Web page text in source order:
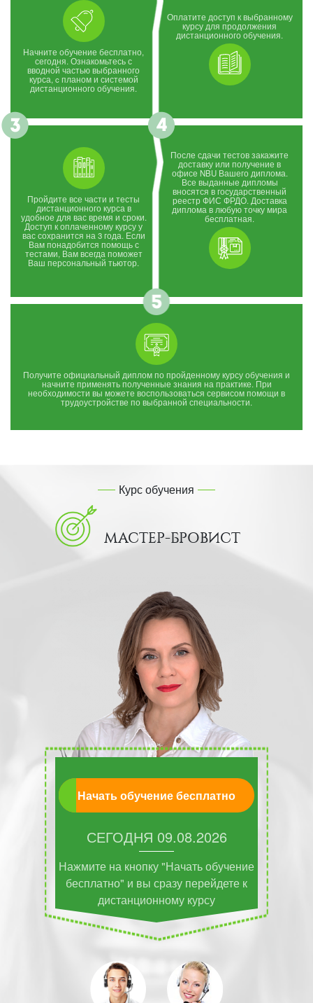
Начните обучение бесплатно,
сегодня. Ознакомьтесь с
вводной частью выбранного
курса, c планом и системой
дистанционного обучения.
Оплатите доступ к выбранному
курсу для продолжения
дистанционного обучения.
Пройдите все части и тесты
дистанционного курса в
удобное для вас время и сроки.
Доступ к оплаченному курсу у
вас сохранится на 3 года. Если
Вам понадобится помощь с
тестами, Вам всегда поможет
Ваш персональный тьютор.
После сдачи тестов закажите
доставку или получение в
офисе NBU Вашего диплома.
Все выданные дипломы
вносятся в государственный
реестр ФИС ФРДО. Доставка
диплома в любую точку мира
бесплатная.
Получите официальный диплом по пройденному курсу обучения и
начните применять полученные знания на практике. При
необходимости вы можете воспользоваться сервисом помощи в
трудоустройстве по выбранной специальности.
Курс обучения
МАСТЕР-БРОВИСТ
Начать обучение бесплатно
СЕГОДНЯ 09.08.2026
Нажмите на кнопку "Начать обучение
бесплатно" и вы сразу перейдете к
дистанционному курсу